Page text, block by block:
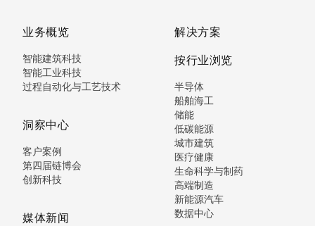
业务概览
智能建筑科技
智能工业科技
过程自动化与工艺技术
洞察中心
客户案例
第四届链博会
创新科技
媒体新闻
解决方案
按行业浏览
半导体
船舶海工
储能
低碳能源
城市建筑
医疗健康
生命科学与制药
高端制造
新能源汽车
数据中心